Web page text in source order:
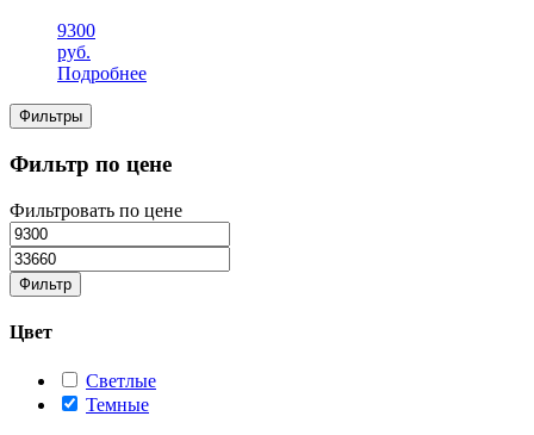
9300
руб.
Подробнее
Фильтры
Фильтр по цене
Фильтровать по цене
Фильтр
Цвет
Светлые
Темные